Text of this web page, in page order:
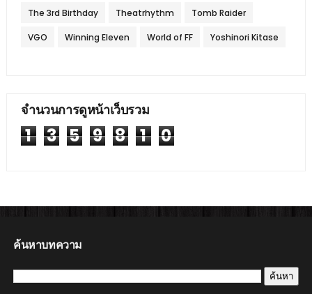
The 3rd Birthday Theatrhythm Tomb Raider
VGO Winning Eleven World of FF Yoshinori Kitase
จำนวนการดูหน้าเว็บรวม
1 3 5 9 8 1 0
ค้นหาบทความ